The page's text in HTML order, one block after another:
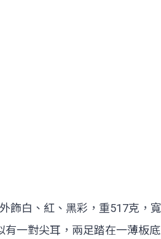
飾白、紅、黑彩，重517克
一對尖耳，兩足踏在一薄板